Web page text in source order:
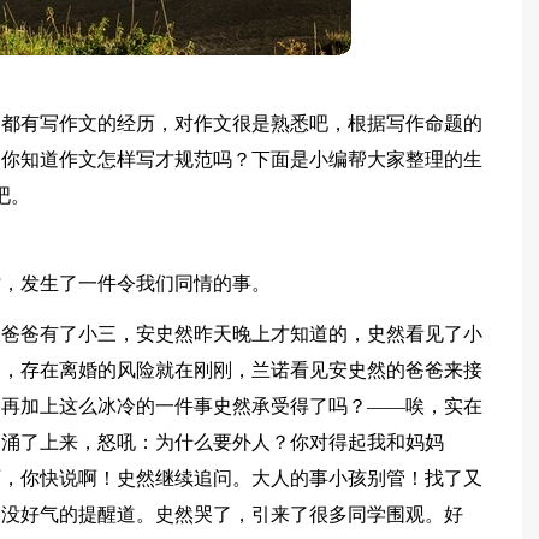
有写作文的经历，对作文很是熟悉吧，根据写作命题的
知道作文怎样写才规范吗？下面是小编帮大家整理的生
发生了一件令我们同情的事。
爸有了小三，安史然昨天晚上才知道的，史然看见了小
存在离婚的风险就在刚刚，兰诺看见安史然的爸爸来接
加上这么冰冷的一件事史然承受得了吗？——唉，实在
了上来，怒吼：为什么要外人？你对得起我和妈妈
你快说啊！史然继续追问。大人的事小孩别管！找了又
好气的提醒道。史然哭了，引来了很多同学围观。好